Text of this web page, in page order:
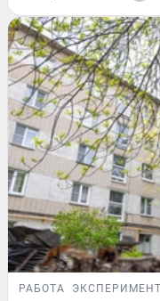
РАБОТА ЭКСПЕРИМЕНТ